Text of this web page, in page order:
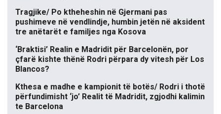
Tragjike/ Po ktheheshin në Gjermani pas
pushimeve në vendlindje, humbin jetën në aksident
tre anëtarët e familjes nga Kosova
‘Braktisi’ Realin e Madridit për Barcelonën, por
çfarë kishte thënë Rodri përpara dy vitesh për Los
Blancos?
Kthesa e madhe e kampionit të botës/ Rodri i thotë
përfundimisht ‘jo’ Realit të Madridit, zgjodhi kalimin
te Barcelona